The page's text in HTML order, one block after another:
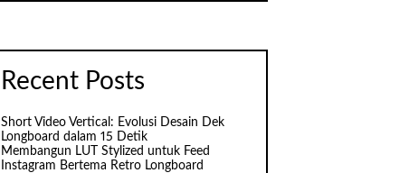
Recent Posts
Short Video Vertical: Evolusi Desain Dek
Longboard dalam 15 Detik
Membangun LUT Stylized untuk Feed
Instagram Bertema Retro Longboard